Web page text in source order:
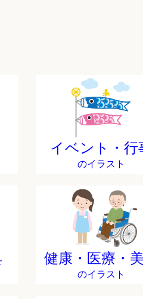
イベント・行
のイラスト
健康・医療・
のイラスト